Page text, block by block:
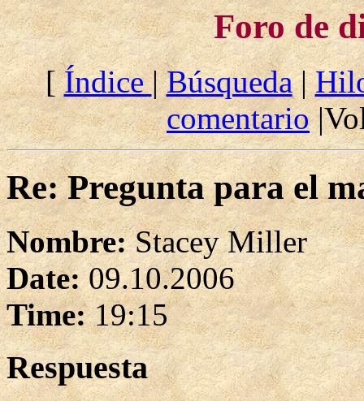
Foro de
[Índice|Búsqueda|
comentario
Re: Pregunta para el
Nombre:Stacey Miller
Date:09.10.2006
Time:19:15
Respuesta